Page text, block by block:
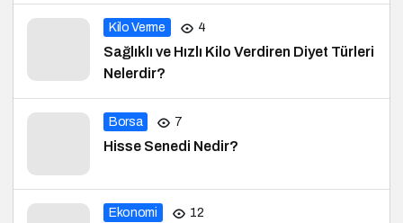
Kilo Verme 4
Sağlıklı ve Hızlı Kilo Verdiren Diyet Türleri
Nelerdir?
Borsa 7
Hisse Senedi Nedir?
Ekonomi 12